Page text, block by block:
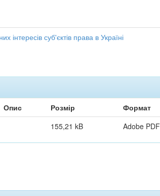
інтересів суб'єктів права в Україні
Опис Розмір
Формат
155,21 kB Adobe PDF